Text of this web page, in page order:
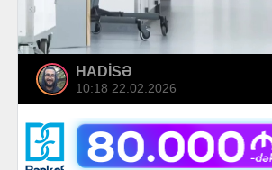
HADİSƏ
10:18 22.02.2026